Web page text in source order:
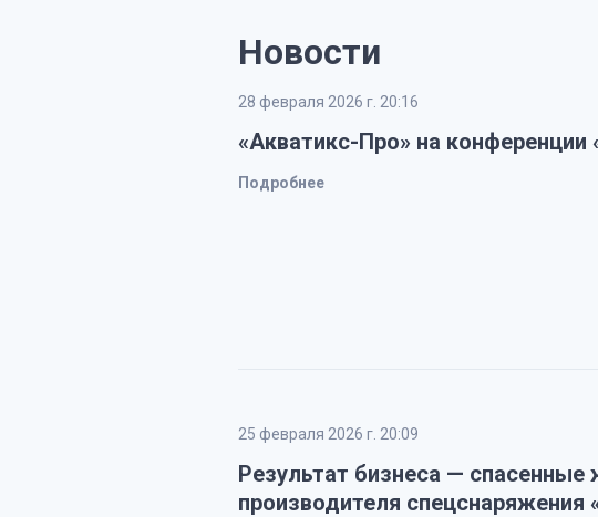
Новости
28 февраля 2026 г. 20:16
«Акватикс-Про» на конференции
Подробнее
25 февраля 2026 г. 20:09
Результат бизнеса — спасенные
производителя спецснаряжения